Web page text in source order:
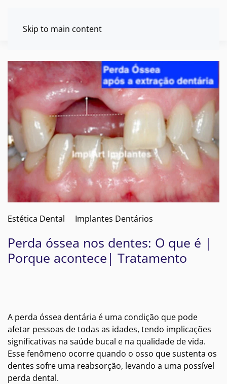
Skip to main content
Estética Dental Implantes Dentários
Perda óssea nos dentes: O que é |
Porque acontece| Tratamento
A perda óssea dentária é uma condição que pode
afetar pessoas de todas as idades, tendo implicações
significativas na saúde bucal e na qualidade de vida.
Esse fenômeno ocorre quando o osso que sustenta os
dentes sofre uma reabsorção, levando a uma possível
perda dental.